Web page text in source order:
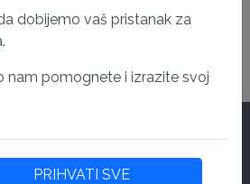
dobijemo vaš pristanak za
nam pomognete i izrazite svoj
PRIHVATI SVE